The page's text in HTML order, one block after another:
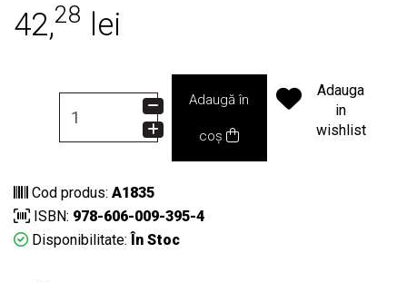
42,28 lei
Adaugă în
coș
Adauga
in
wishlist
Cod produs: A1835
ISBN: 978-606-009-395-4
Disponibilitate: În Stoc